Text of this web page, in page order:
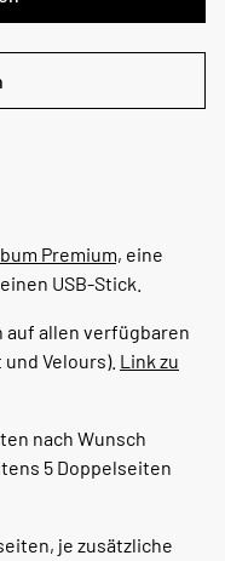
Premium, eine
USB-Stick.
auf allen verfügbaren
Velours). Link zu
nach Wunsch
5 Doppelseiten
je zusätzliche